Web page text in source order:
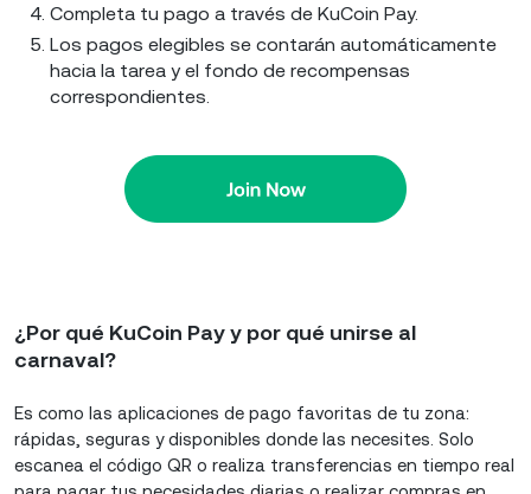
Completa tu pago a través de KuCoin Pay.
Los pagos elegibles se contarán automáticamente
hacia la tarea y el fondo de recompensas
correspondientes.
¿Por qué KuCoin Pay y por qué unirse al
carnaval?
Es como las aplicaciones de pago favoritas de tu zona:
rápidas, seguras y disponibles donde las necesites. Solo
escanea el código QR o realiza transferencias en tiempo real